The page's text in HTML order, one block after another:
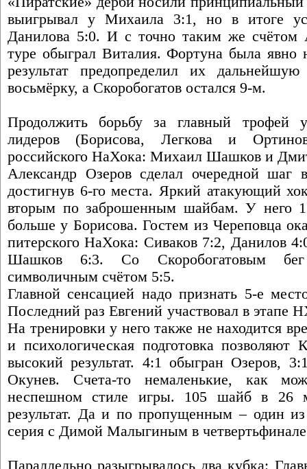
выигрывал у Михаила 3:1, но в итоге
Данилова 5:0. И с точно таким же счётом
туре обыграл Виталия. Фортуна была явно
результат предопределил их
восьмёрку, а Скоробогатов остался 9-м.
Продолжить борьбу за главный трофей
лидеров (Борисова, Легкова и
российского НаХока: Михаил Шашков и
Александр Озеров сделал очередной шаг
достигнув 6-го места. Яркий атакующий
вторым по заброшенным шайбам. У него
больше у Борисова. Гостем из Череповца
питерского НаХока: Сиваков 7:2, Данилов
Шашков 6:3. Со Скоробогатовым бег
символичным счётом 5:5.
Главной сенсацией надо признать 5-е
Последний раз Евгений участвовал в этапе
На тренировки у него также не находится
и психологическая подготовка позволяют
высокий результат. 4:1 обыгран Озеров,
Окунев. Счета-то немаленькие, как
неспешном стиле игры. 105 шайб в 26
результат. Да и по пропущенным – один
серия с Димой Малыгиным в
Параллельно разыгрывалось два кубка: